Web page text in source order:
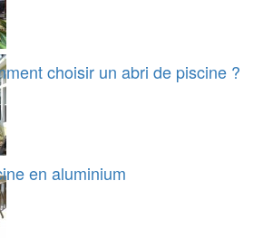
choisir un abri de piscine ?
en aluminium